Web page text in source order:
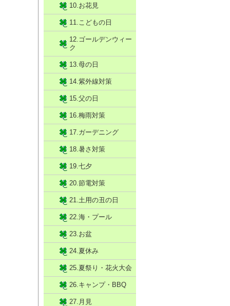
10.お花見
11.こどもの日
12.ゴールデンウィー
ク
13.母の日
14.紫外線対策
15.父の日
16.梅雨対策
17.ガーデニング
18.暑さ対策
19.七夕
20.節電対策
21.土用の丑の日
22.海・プール
23.お盆
24.夏休み
25.夏祭り・花火大会
26.キャンプ・BBQ
27.月見